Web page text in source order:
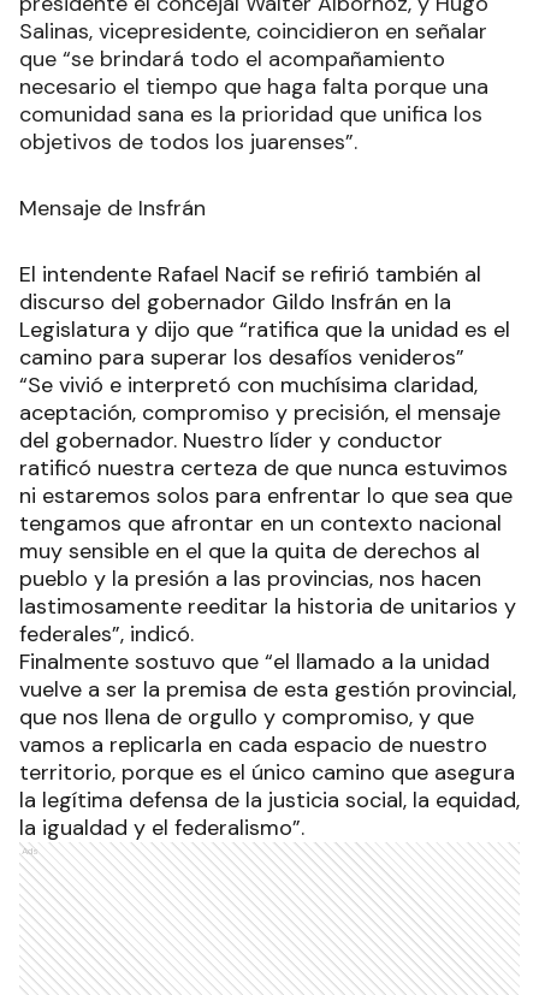
Salinas, vicepresidente, coincidieron en señalar
que “se brindará todo el acompañamiento
necesario el tiempo que haga falta porque una
comunidad sana es la prioridad que unifica los
objetivos de todos los juarenses”.
Mensaje de Insfrán
El intendente Rafael Nacif se refirió también al
discurso del gobernador Gildo Insfrán en la
Legislatura y dijo que “ratifica que la unidad es el
camino para superar los desafíos venideros”
“Se vivió e interpretó con muchísima claridad,
aceptación, compromiso y precisión, el mensaje
del gobernador. Nuestro líder y conductor
ratificó nuestra certeza de que nunca estuvimos
ni estaremos solos para enfrentar lo que sea que
tengamos que afrontar en un contexto nacional
muy sensible en el que la quita de derechos al
pueblo y la presión a las provincias, nos hacen
lastimosamente reeditar la historia de unitarios y
federales”, indicó.
Finalmente sostuvo que “el llamado a la unidad
vuelve a ser la premisa de esta gestión provincial,
que nos llena de orgullo y compromiso, y que
vamos a replicarla en cada espacio de nuestro
territorio, porque es el único camino que asegura
la legítima defensa de la justicia social, la equidad,
la igualdad y el federalismo”.
Ads